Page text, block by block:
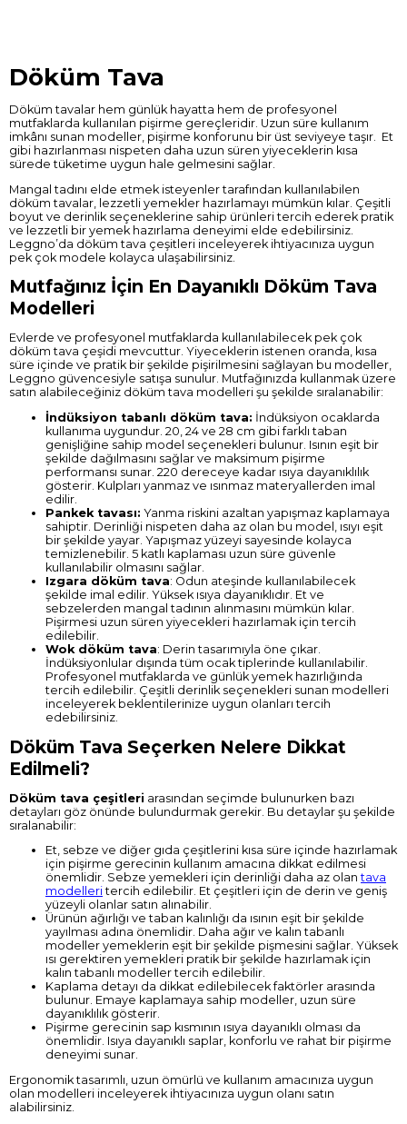
Döküm Tava
Döküm tavalar hem günlük hayatta hem de profesyonel
mutfaklarda kullanılan pişirme gereçleridir. Uzun süre kullanım
imkânı sunan modeller, pişirme konforunu bir üst seviyeye taşır. Et
gibi hazırlanması nispeten daha uzun süren yiyeceklerin kısa
sürede tüketime uygun hale gelmesini sağlar.
Mangal tadını elde etmek isteyenler tarafından kullanılabilen
döküm tavalar, lezzetli yemekler hazırlamayı mümkün kılar. Çeşitli
boyut ve derinlik seçeneklerine sahip ürünleri tercih ederek pratik
ve lezzetli bir yemek hazırlama deneyimi elde edebilirsiniz.
Leggno’da döküm tava çeşitleri inceleyerek ihtiyacınıza uygun
pek çok modele kolayca ulaşabilirsiniz.
Mutfağınız İçin En Dayanıklı Döküm Tava
Modelleri
Evlerde ve profesyonel mutfaklarda kullanılabilecek pek çok
döküm tava çeşidi mevcuttur. Yiyeceklerin istenen oranda, kısa
süre içinde ve pratik bir şekilde pişirilmesini sağlayan bu modeller,
Leggno güvencesiyle satışa sunulur. Mutfağınızda kullanmak üzere
satın alabileceğiniz döküm tava modelleri şu şekilde sıralanabilir:
İndüksiyon tabanlı döküm tava: İndüksiyon ocaklarda
kullanıma uygundur. 20, 24 ve 28 cm gibi farklı taban
genişliğine sahip model seçenekleri bulunur. Isının eşit bir
şekilde dağılmasını sağlar ve maksimum pişirme
performansı sunar. 220 dereceye kadar ısıya dayanıklılık
gösterir. Kulpları yanmaz ve ısınmaz materyallerden imal
edilir.
Pankek tavası: Yanma riskini azaltan yapışmaz kaplamaya
sahiptir. Derinliği nispeten daha az olan bu model, ısıyı eşit
bir şekilde yayar. Yapışmaz yüzeyi sayesinde kolayca
temizlenebilir. 5 katlı kaplaması uzun süre güvenle
kullanılabilir olmasını sağlar.
Izgara döküm tava: Odun ateşinde kullanılabilecek
şekilde imal edilir. Yüksek ısıya dayanıklıdır. Et ve
sebzelerden mangal tadının alınmasını mümkün kılar.
Pişirmesi uzun süren yiyecekleri hazırlamak için tercih
edilebilir.
Wok döküm tava: Derin tasarımıyla öne çıkar.
İndüksiyonlular dışında tüm ocak tiplerinde kullanılabilir.
Profesyonel mutfaklarda ve günlük yemek hazırlığında
tercih edilebilir. Çeşitli derinlik seçenekleri sunan modelleri
inceleyerek beklentilerinize uygun olanları tercih
edebilirsiniz.
Döküm Tava Seçerken Nelere Dikkat
Edilmeli?
Döküm tava çeşitleri arasından seçimde bulunurken bazı
detayları göz önünde bulundurmak gerekir. Bu detaylar şu şekilde
sıralanabilir:
Et, sebze ve diğer gıda çeşitlerini kısa süre içinde hazırlamak
için pişirme gerecinin kullanım amacına dikkat edilmesi
önemlidir. Sebze yemekleri için derinliği daha az olantava
modelleritercih edilebilir. Et çeşitleri için de derin ve geniş
yüzeyli olanlar satın alınabilir.
Ürünün ağırlığı ve taban kalınlığı da ısının eşit bir şekilde
yayılması adına önemlidir. Daha ağır ve kalın tabanlı
modeller yemeklerin eşit bir şekilde pişmesini sağlar. Yüksek
ısı gerektiren yemekleri pratik bir şekilde hazırlamak için
kalın tabanlı modeller tercih edilebilir.
Kaplama detayı da dikkat edilebilecek faktörler arasında
bulunur. Emaye kaplamaya sahip modeller, uzun süre
dayanıklılık gösterir.
Pişirme gerecinin sap kısmının ısıya dayanıklı olması da
önemlidir. Isıya dayanıklı saplar, konforlu ve rahat bir pişirme
deneyimi sunar.
Ergonomik tasarımlı, uzun ömürlü ve kullanım amacınıza uygun
olan modelleri inceleyerek ihtiyacınıza uygun olanı satın
alabilirsiniz.